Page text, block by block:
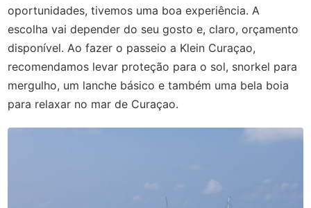
oportunidades, tivemos uma boa experiência. A
escolha vai depender do seu gosto e, claro, orçamento
disponível. Ao fazer o passeio a Klein Curaçao,
recomendamos levar proteção para o sol, snorkel para
mergulho, um lanche básico e também uma bela boia
para relaxar no mar de Curaçao.